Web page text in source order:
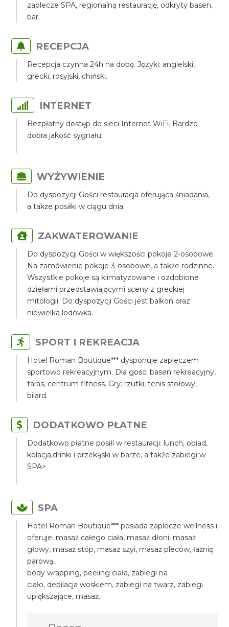
zaplecze SPA, regionalną restaurację, odkryty basen,
bar.
RECEPCJA
Recepcja czynna 24h na dobę. Języki: angielski,
grecki, rosyjski, chiński.
INTERNET
Bezpłatny dostęp do sieci Internet WiFi. Bardzo
dobra jakość sygnału.
WYŻYWIENIE
Do dyspozycji Gości restauracja oferująca śniadania,
a także posiłki w ciągu dnia.
ZAKWATEROWANIE
Do dyspozycji Gości w większości pokoje 2-osobowe.
Na zamówienie pokoje 3-osobowe, a także rodzinne.
Wszystkie pokoje są klimatyzowane i ozdobione
dziełami przedstawiającymi sceny z greckiej
mitologii. Do dyspozycji Gości jest balkon oraz
niewielka lodówka.
SPORT I REKREACJA
Hotel Roman Boutique*** dysponuje zapleczem
sportowo rekreacyjnym. Dla gości basen rekreacyjny,
taras, centrum fitness. Gry: rzutki, tenis stołowy,
bilard.
DODATKOWO PŁATNE
Dodatkowo płatne posiłi w restauracji: lunch, obiad,
kolacja,drinki i przekąski w barze, a także zabiegi w
SPA>
SPA
Hotel Roman Boutique*** posiada zaplecze wellness i
oferuje: masaż całego ciała, masaż dłoni, masaż
głowy, masaż stóp, masaż szyi, masaż pleców, łaźnię
parową,
body wrapping, peeling ciała, zabiegi na
ciało, depilacja woskiem, zabiegi na twarz, zabiegi
upiększające, masaż.